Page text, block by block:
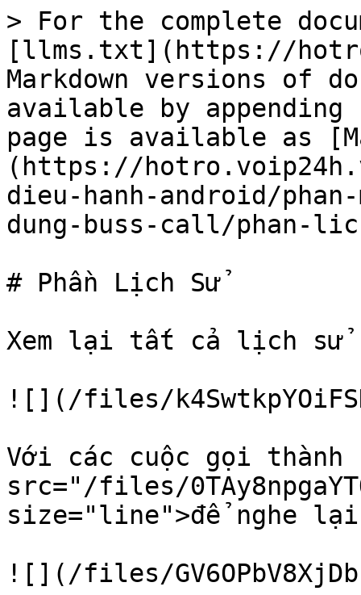
> For the complete
[llms.txt](https://
Markdown versions of
available by
page is available as
(https://
dieu-hanh-android/
dung-buss-call/phan-
# Phần Lịch Sử
Xem lại tất cả lịch sử
![](/files/
Với các cuộc gọi thành
src="/files/
size="line">để nghe
![](/files/